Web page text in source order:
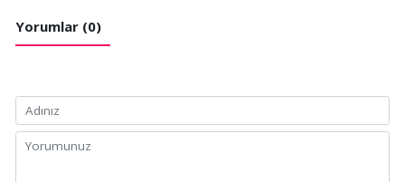
Yorumlar (0)